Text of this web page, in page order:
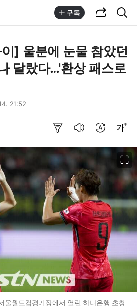
구독
] 울분에 눈물 참았던
달랐다…'환상 패스로
21:52
울월드컵경기장에서 열린 하나은행 초청